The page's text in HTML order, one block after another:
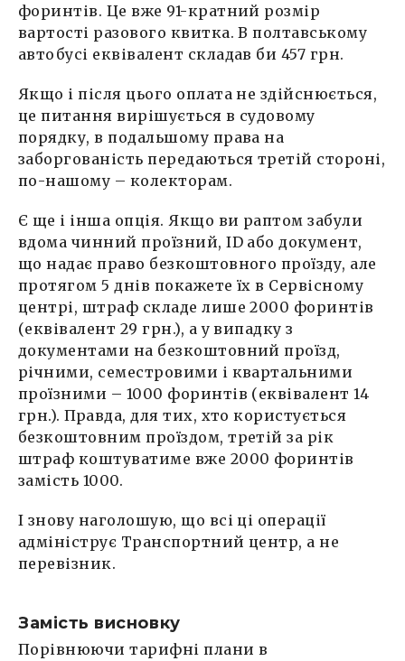
форинтів. Це вже 91-кратний розмір
вартості разового квитка. В полтавському
автобусі еквівалент складав би 457 грн.
Якщо і після цього оплата не здійснюється,
це питання вирішується в судовому
порядку, в подальшому права на
заборгованість передаються третій стороні,
по-нашому – колекторам.
Є ще і інша опція. Якщо ви раптом забули
вдома чинний проїзний, ID або документ,
що надає право безкоштовного проїзду, але
протягом 5 днів покажете їх в Сервісному
центрі, штраф складе лише 2000 форинтів
(еквівалент 29 грн.), а у випадку з
документами на безкоштовний проїзд,
річними, семестровими і квартальними
проїзними – 1000 форинтів (еквівалент 14
грн.). Правда, для тих, хто користується
безкоштовним проїздом, третій за рік
штраф коштуватиме вже 2000 форинтів
замість 1000.
І знову наголошую, що всі ці операції
адмініструє Транспортний центр, а не
перевізник.
Замість висновку
Порівнюючи тарифні плани в